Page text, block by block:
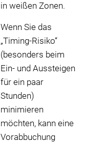
in weißen Zonen.
Wenn Sie das
„Timing-Risiko“
(besonders beim
Ein- und Aussteigen
für ein paar
Stunden)
minimieren
möchten, kann eine
Vorabbuchung